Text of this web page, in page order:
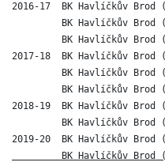
2016-17  BK Havlíčkův
BK Havlíčkův Brod
BK Havlíčkův Brod
2017-18  BK Havlíčkův
BK Havlíčkův Brod
BK Havlíčkův Brod
2018-19  BK Havlíčkův
BK Havlíčkův Brod
2019-20  BK Havlíčkův
BK Havlíčkův Brod